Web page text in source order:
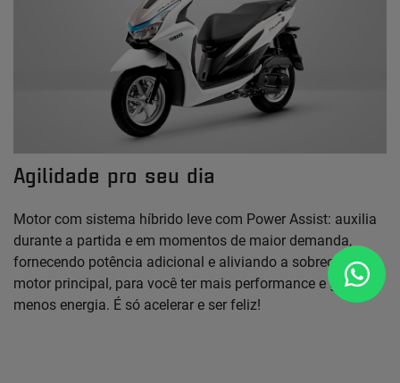
Agilidade pro seu dia
Motor com sistema híbrido leve com Power Assist: auxilia
durante a partida e em momentos de maior demanda,
fornecendo potência adicional e aliviando a sobrecarga do
motor principal, para você ter mais performance e gastar
menos energia. É só acelerar e ser feliz!